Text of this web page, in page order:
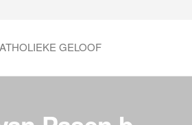
GELOOF